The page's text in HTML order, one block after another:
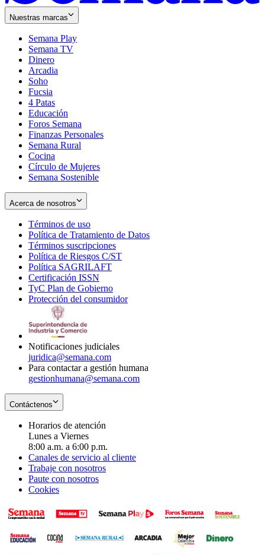
Nuestras marcas
Semana Play
Semana TV
Dinero
Arcadia
Soho
in
new
window
Fucsia
in
new
window
4 Patas
Educación
Foros Semana
Finanzas Personales
Semana Rural
Cocina
Círculo de Mujeres
Semana Sostenible
Acerca de nosotros
Términos de uso
in
new
window
Política de Tratamiento de Datos
Términos suscripciones
in
Política de Riesgos C/ST
Política SAGRILAFT
new
window
Certificación ISSN
in
new
TyC Plan de Gobierno
in
Protección del consumidorOpens
Notificaciones judiciales
juridica@semana.com
Para contactar a gestión humana
gestionhumana@semana.com
Contáctenos
Horarios de atención
Lunes a Viernes
8:00 a.m. a 6:00 p.m.
Canales de servicio al cliente
Trabaje con nosotros
Paute con nosotros
Cookies